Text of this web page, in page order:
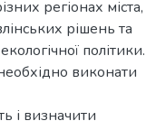
регіонах міста,
рішень та
політики.
виконати
і визначити